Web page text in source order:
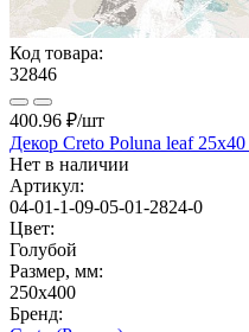
Код товара:
32846
400.96 ₽/шт
Декор Creto Poluna leaf
Нет в наличии
Артикул:
04-01-1-09-05-01-2824-0
Цвет:
Голубой
Размер, мм:
250x400
Бренд: